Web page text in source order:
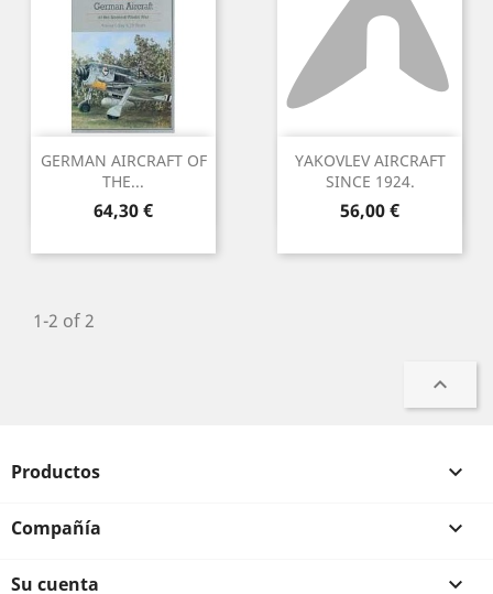
GERMAN AIRCRAFT OF
THE...
Precio
64,30 €
YAKOVLEV AIRCRAFT
SINCE 1924.
Precio
56,00 €
1-2 of 2

Productos 
Compañía 
Su cuenta 